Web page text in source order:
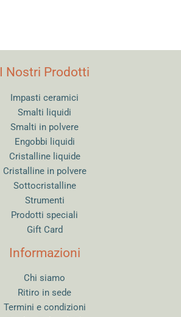
I Nostri Prodotti
Impasti ceramici
Smalti liquidi
Smalti in polvere
Engobbi liquidi
Cristalline liquide
Cristalline in polvere
Sottocristalline
Strumenti
Prodotti speciali
Gift Card
Informazioni
Chi siamo
Ritiro in sede
Termini e condizioni